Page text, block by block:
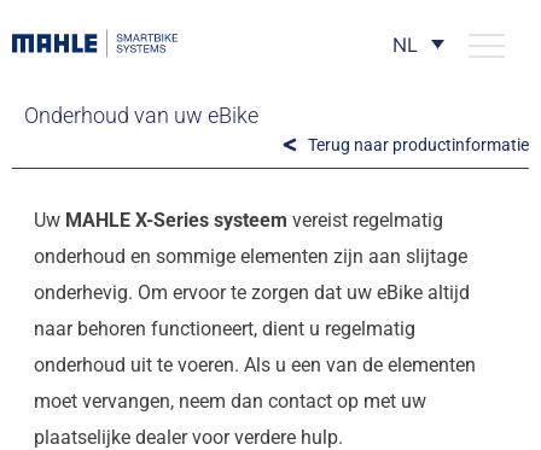
NL
Onderhoud van uw eBike
Terug naar productinformatie
Uw MAHLE X-Series systeem vereist regelmatig
onderhoud en sommige elementen zijn aan slijtage
onderhevig. Om ervoor te zorgen dat uw eBike altijd
naar behoren functioneert, dient u regelmatig
onderhoud uit te voeren. Als u een van de elementen
moet vervangen, neem dan contact op met uw
plaatselijke dealer voor verdere hulp.